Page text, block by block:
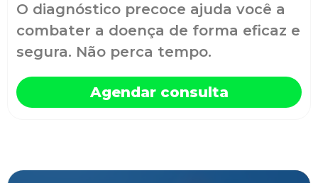
O diagnóstico precoce ajuda você a
combater a doença de forma eficaz e
segura. Não perca tempo.
Agendar consulta